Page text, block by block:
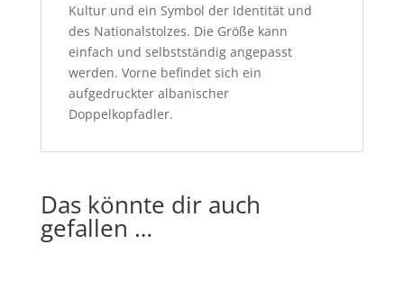
Kultur und ein Symbol der Identität und
des Nationalstolzes. Die Größe kann
einfach und selbstständig angepasst
werden. Vorne befindet sich ein
aufgedruckter albanischer
Doppelkopfadler.
Das könnte dir auch
gefallen …